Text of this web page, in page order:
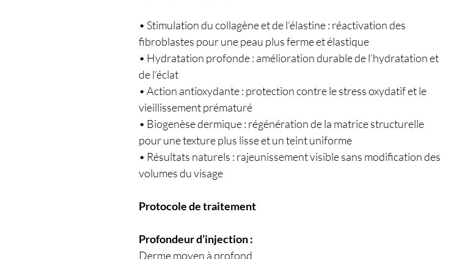
• Stimulation du collagène et de l’élastine : réactivation des
fibroblastes pour une peau plus ferme et élastique
• Hydratation profonde : amélioration durable de l’hydratation et
de l’éclat
• Action antioxydante : protection contre le stress oxydatif et le
vieillissement prématuré
• Biogenèse dermique : régénération de la matrice structurelle
pour une texture plus lisse et un teint uniforme
• Résultats naturels : rajeunissement visible sans modification des
volumes du visage
Protocole de traitement
Profondeur d’injection :
Derme moyen à profond